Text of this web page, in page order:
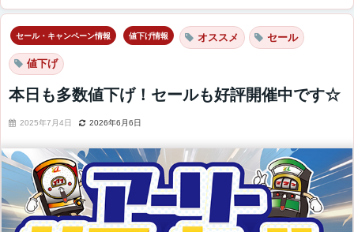
セール・キャンペーン情報 値下げ情報 オススメ セール
値下げ
本日も多数値下げ！セールも好評開催中です☆
2025年7月4日 2026年6月6日